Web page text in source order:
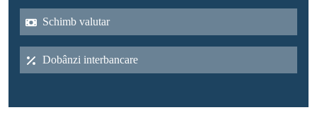
Schimb valutar
Dobânzi interbancare